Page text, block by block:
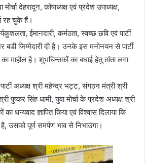
देहरादून, कोषाध्यक्ष एवं प्रदेश उपाध्यक्ष,
रह चुके हैं।
ईमानदारी, कर्मठता, स्वच्छ छवि एवं पार्टी
बडी जिम्मेदारी दी है। उनके इस मनोनयन से पार्टी
माहौल है। शुभचिन्तकों का बधाई हेतु तांता लगा
अध्यक्ष श्री महेन्द्र भट्ट, संगठन मंत्री श्री
पुष्कर सिंह धामी, युवा मोर्चा के प्रदेश अध्यक्ष श्री
धन्यवाद ज्ञापित किया एवं विश्वास दिलाया कि
है, उसको पूर्ण समर्पण भाव से निभाउंगा।